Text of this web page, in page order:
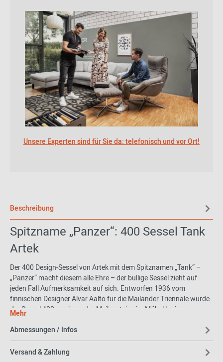
Unsere Experten sind für Sie da: telefonisch und vor Ort!
Beschreibung
Spitzname „Panzer“: 400 Sessel Tank
Artek
Der 400 Design-Sessel von Artek mit dem Spitznamen „Tank“ –
„Panzer“ macht diesem alle Ehre – der bullige Sessel zieht auf
jeden Fall Aufmerksamkeit auf sich. Entworfen 1936 vom
finnischen Designer Alvar Aalto für die Mailänder Triennale wurde
der Sessel 400 zu einem der Meilensteine im Möbeldesign.
bequemes Sitzen verspricht. Dazu trägt selbstverständlich auch
die für einen Sessel herausragende Polsterung bei, denn diese ist
zusätzlich mit Zickzack-Sprungfedern ausgestattet. Der
Mehr
Abmessungen / Infos
Versand & Zahlung